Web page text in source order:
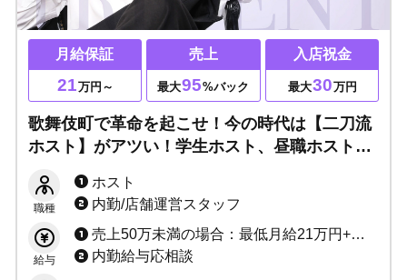
月給保証
21万円～
売上
最大95%バック
入店祝金
最大30万円
歌舞伎町で革命を起こせ！今の時代は【二刀流
ホスト】がアツい！学生ホスト、昼職ホストな
上げます！様々な働き方ができる『TRIDENT』
へぜひ！！
職種
ホスト
内勤/店舗運営スタッフ
給与
売上50万未満の場合：最低月給21万円+売上バック+指名ポイントバック+各種キャンペーン 売上50万以上の場合：売上最低50%～94.7%バック+指名ポイントバック+各種キャンペーン+ボーナス
内勤給与応相談